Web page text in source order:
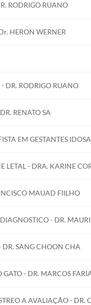
RODRIGO RUANO
HERON WERNER
DR. RODRIGO RUANO
RENATO SA
EM GESTANTES
LETAL - DRA. KARINE
MAUAD FIILHO
- DR.
SANG CHOON CHA
- DR. MARCOS
A AVALIAÇÃO - DR.